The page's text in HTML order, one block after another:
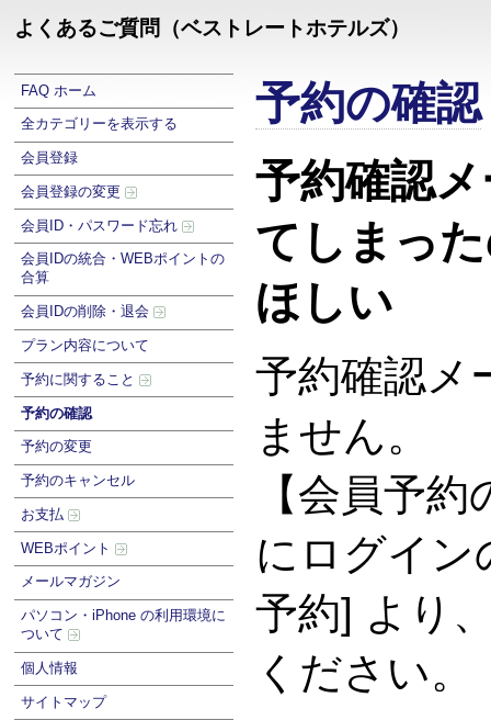
よくあるご質問（ベストレートホテルズ）
FAQ ホーム
全カテゴリーを表示する
会員登録
会員登録の変更
会員ID・パスワード忘れ
会員IDの統合・WEBポイントの
合算
会員IDの削除・退会
プラン内容について
予約に関すること
予約の確認
予約の変更
予約のキャンセル
お支払
WEBポイント
メールマガジン
パソコン・iPhone の利用環境に
ついて
個人情報
サイトマップ
予約の確認
予約確認
てしまっ
ほしい
予約確認メ
ません。
【会員予
にログイン
予約] より
ください。